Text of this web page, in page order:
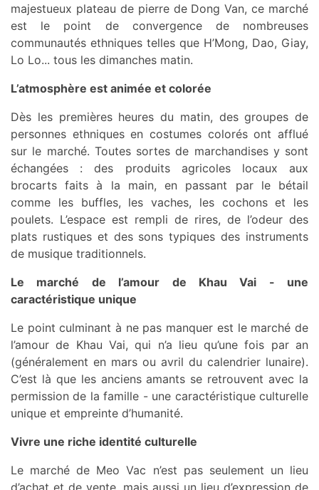
majestueux plateau de pierre de Dong Van, ce marché
est le point de convergence de nombreuses
communautés ethniques telles que H’Mong, Dao, Giay,
Lo Lo... tous les dimanches matin.
L’atmosphère est animée et colorée
Dès les premières heures du matin, des groupes de
personnes ethniques en costumes colorés ont afflué
sur le marché. Toutes sortes de marchandises y sont
échangées : des produits agricoles locaux aux
brocarts faits à la main, en passant par le bétail
comme les buffles, les vaches, les cochons et les
poulets. L’espace est rempli de rires, de l’odeur des
plats rustiques et des sons typiques des instruments
de musique traditionnels.
Le marché de l’amour de Khau Vai - une
caractéristique unique
Le point culminant à ne pas manquer est le marché de
l’amour de Khau Vai, qui n’a lieu qu’une fois par an
(généralement en mars ou avril du calendrier lunaire).
C’est là que les anciens amants se retrouvent avec la
permission de la famille - une caractéristique culturelle
unique et empreinte d’humanité.
Vivre une riche identité culturelle
Le marché de Meo Vac n’est pas seulement un lieu
d’achat et de vente, mais aussi un lieu d’expression de